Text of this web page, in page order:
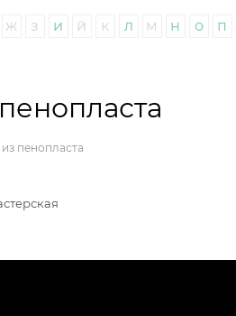
ж з и й к л м н о п
пенопласта